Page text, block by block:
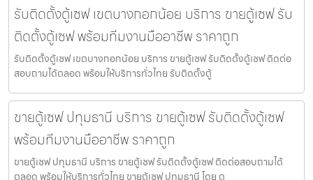
รับติดตั้งตู้เซฟ เขตบางกอกน้อย บริการ ขายตู้เซฟ รับ
ติดตั้งตู้เซฟ พร้อมทีมงานมืออาชีพ ราคาถูก
รับติดตั้งตู้เซฟ เขตบางกอกน้อย บริการ ขายตู้เซฟ รับติดตั้งตู้เซฟ ติดต่อ
สอบถามได้ตลอด พร้อมให้บริการทั่วไทย รับติดตั้งตู้
ขายตู้เซฟ ปทุมธานี บริการ ขายตู้เซฟ รับติดตั้งตู้เซฟ
พร้อมทีมงานมืออาชีพ ราคาถูก
ขายตู้เซฟ ปทุมธานี บริการ ขายตู้เซฟ รับติดตั้งตู้เซฟ ติดต่อสอบถามได้
ตลอด พร้อมให้บริการทั่วไทย ขายตู้เซฟ ปทุมธานี โดย ตู